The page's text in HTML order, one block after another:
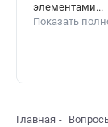
элементами...
Показать
Главная